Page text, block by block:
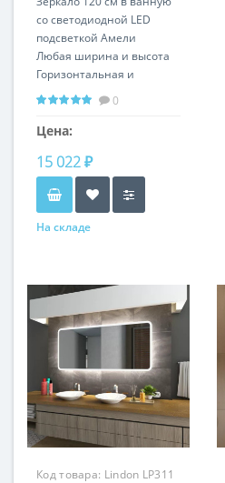
со светодиодной LED
подсветкой Амели
Любая ширина и высота
Горизонтальная и
вертикальная установка
0
Цена:
15 022 ₽
На складе
Код товара: Lindon LP311